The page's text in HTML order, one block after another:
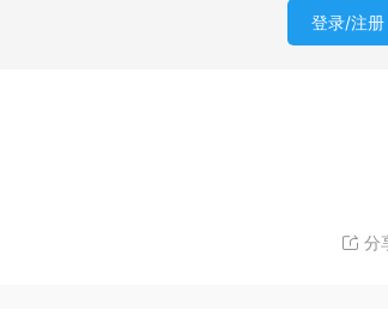
登录/注册
分